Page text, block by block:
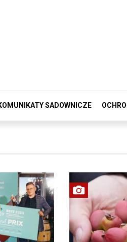
SADOWNICZE